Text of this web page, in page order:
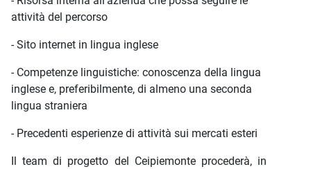
attività del percorso
- Sito internet in lingua inglese
- Competenze linguistiche: conoscenza della lingua
inglese e, preferibilmente, di almeno una seconda
lingua straniera
- Precedenti esperienze di attività sui mercati esteri
Il team di progetto del Ceipiemonte procederà, in